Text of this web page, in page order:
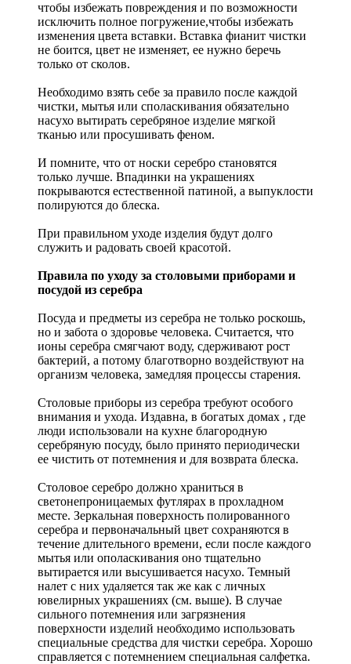
чтобы избежать повреждения и по возможности
исключить полное погружение,чтобы избежать
изменения цвета вставки. Вставка фианит чистки
не боится, цвет не изменяет, ее нужно беречь
только от сколов.
Необходимо взять себе за правило после каждой
чистки, мытья или споласкивания обязательно
насухо вытирать серебряное изделие мягкой
тканью или просушивать феном.
И помните, что от носки серебро становятся
только лучше. Впадинки на украшениях
покрываются естественной патиной, а выпуклости
полируются до блеска.
При правильном уходе изделия будут долго
служить и радовать своей красотой.
Правила по уходу за столовыми приборами и
посудой из серебра
Посуда и предметы из серебра не только роскошь,
но и забота о здоровье человека. Считается, что
ионы серебра смягчают воду, сдерживают рост
бактерий, а потому благотворно воздействуют на
организм человека, замедляя процессы старения.
Столовые приборы из серебра требуют особого
внимания и ухода. Издавна, в богатых домах , где
люди использовали на кухне благородную
серебряную посуду, было принято периодически
ее чистить от потемнения и для возврата блеска.
Столовое серебро должно храниться в
светонепроницаемых футлярах в прохладном
месте. Зеркальная поверхность полированного
серебра и первоначальный цвет сохраняются в
течение длительного времени, если после каждого
мытья или ополаскивания оно тщательно
вытирается или высушивается насухо. Темный
налет с них удаляется так же как с личных
ювелирных украшениях (см. выше). В случае
сильного потемнения или загрязнения
поверхности изделий необходимо использовать
специальные средства для чистки серебра. Хорошо
справляется с потемнением специальная салфетка.